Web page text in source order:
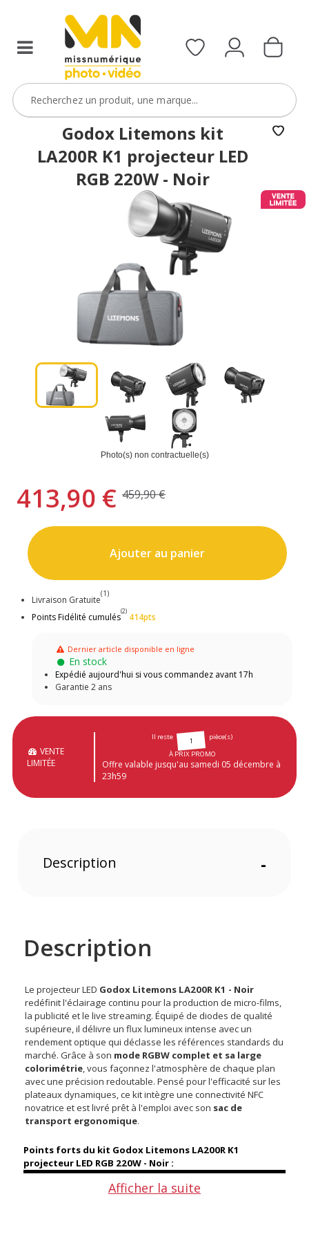
Godox Litemons kit
LA200R K1 projecteur LED
RGB 220W - Noir
Photo(s) non contractuelle(s)
413,90 € 459,90 €
Ajouter au panier
Livraison Gratuite
(1)
Points Fidélité cumulés
(2)
414pts
Dernier article disponible en ligne
En stock
Expédié aujourd'hui si vous commandez avant 17h
Garantie 2 ans
VENTE
LIMITÉE
Il reste 1
pièce(s)
À PRIX PROMO
Offre valable jusqu'au samedi 05 décembre à
23h59
Description -
Description
Le projecteur LED Godox Litemons LA200R K1 - Noir
redéfinit l'éclairage continu pour la production de micro-films,
la publicité et le live streaming. Équipé de diodes de qualité
supérieure, il délivre un flux lumineux intense avec un
rendement optique qui déclasse les références standards du
marché. Grâce à son mode RGBW complet et sa large
colorimétrie , vous façonnez l'atmosphère de chaque plan
avec une précision redoutable. Pensé pour l'efficacité sur les
plateaux dynamiques, ce kit intègre une connectivité NFC
novatrice et est livré prêt à l'emploi avec son sac de
transport ergonomique.
Points forts du kit Godox Litemons LA200R K1
projecteur LED RGB 220W - Noir :
Afficher la suite